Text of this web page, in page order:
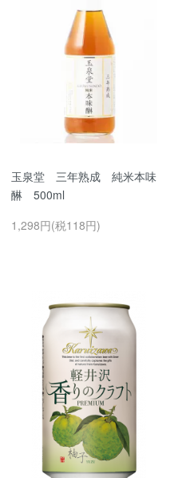
玉泉堂 三年熟成 純米本味
醂 500ml
1,298円(税118円)